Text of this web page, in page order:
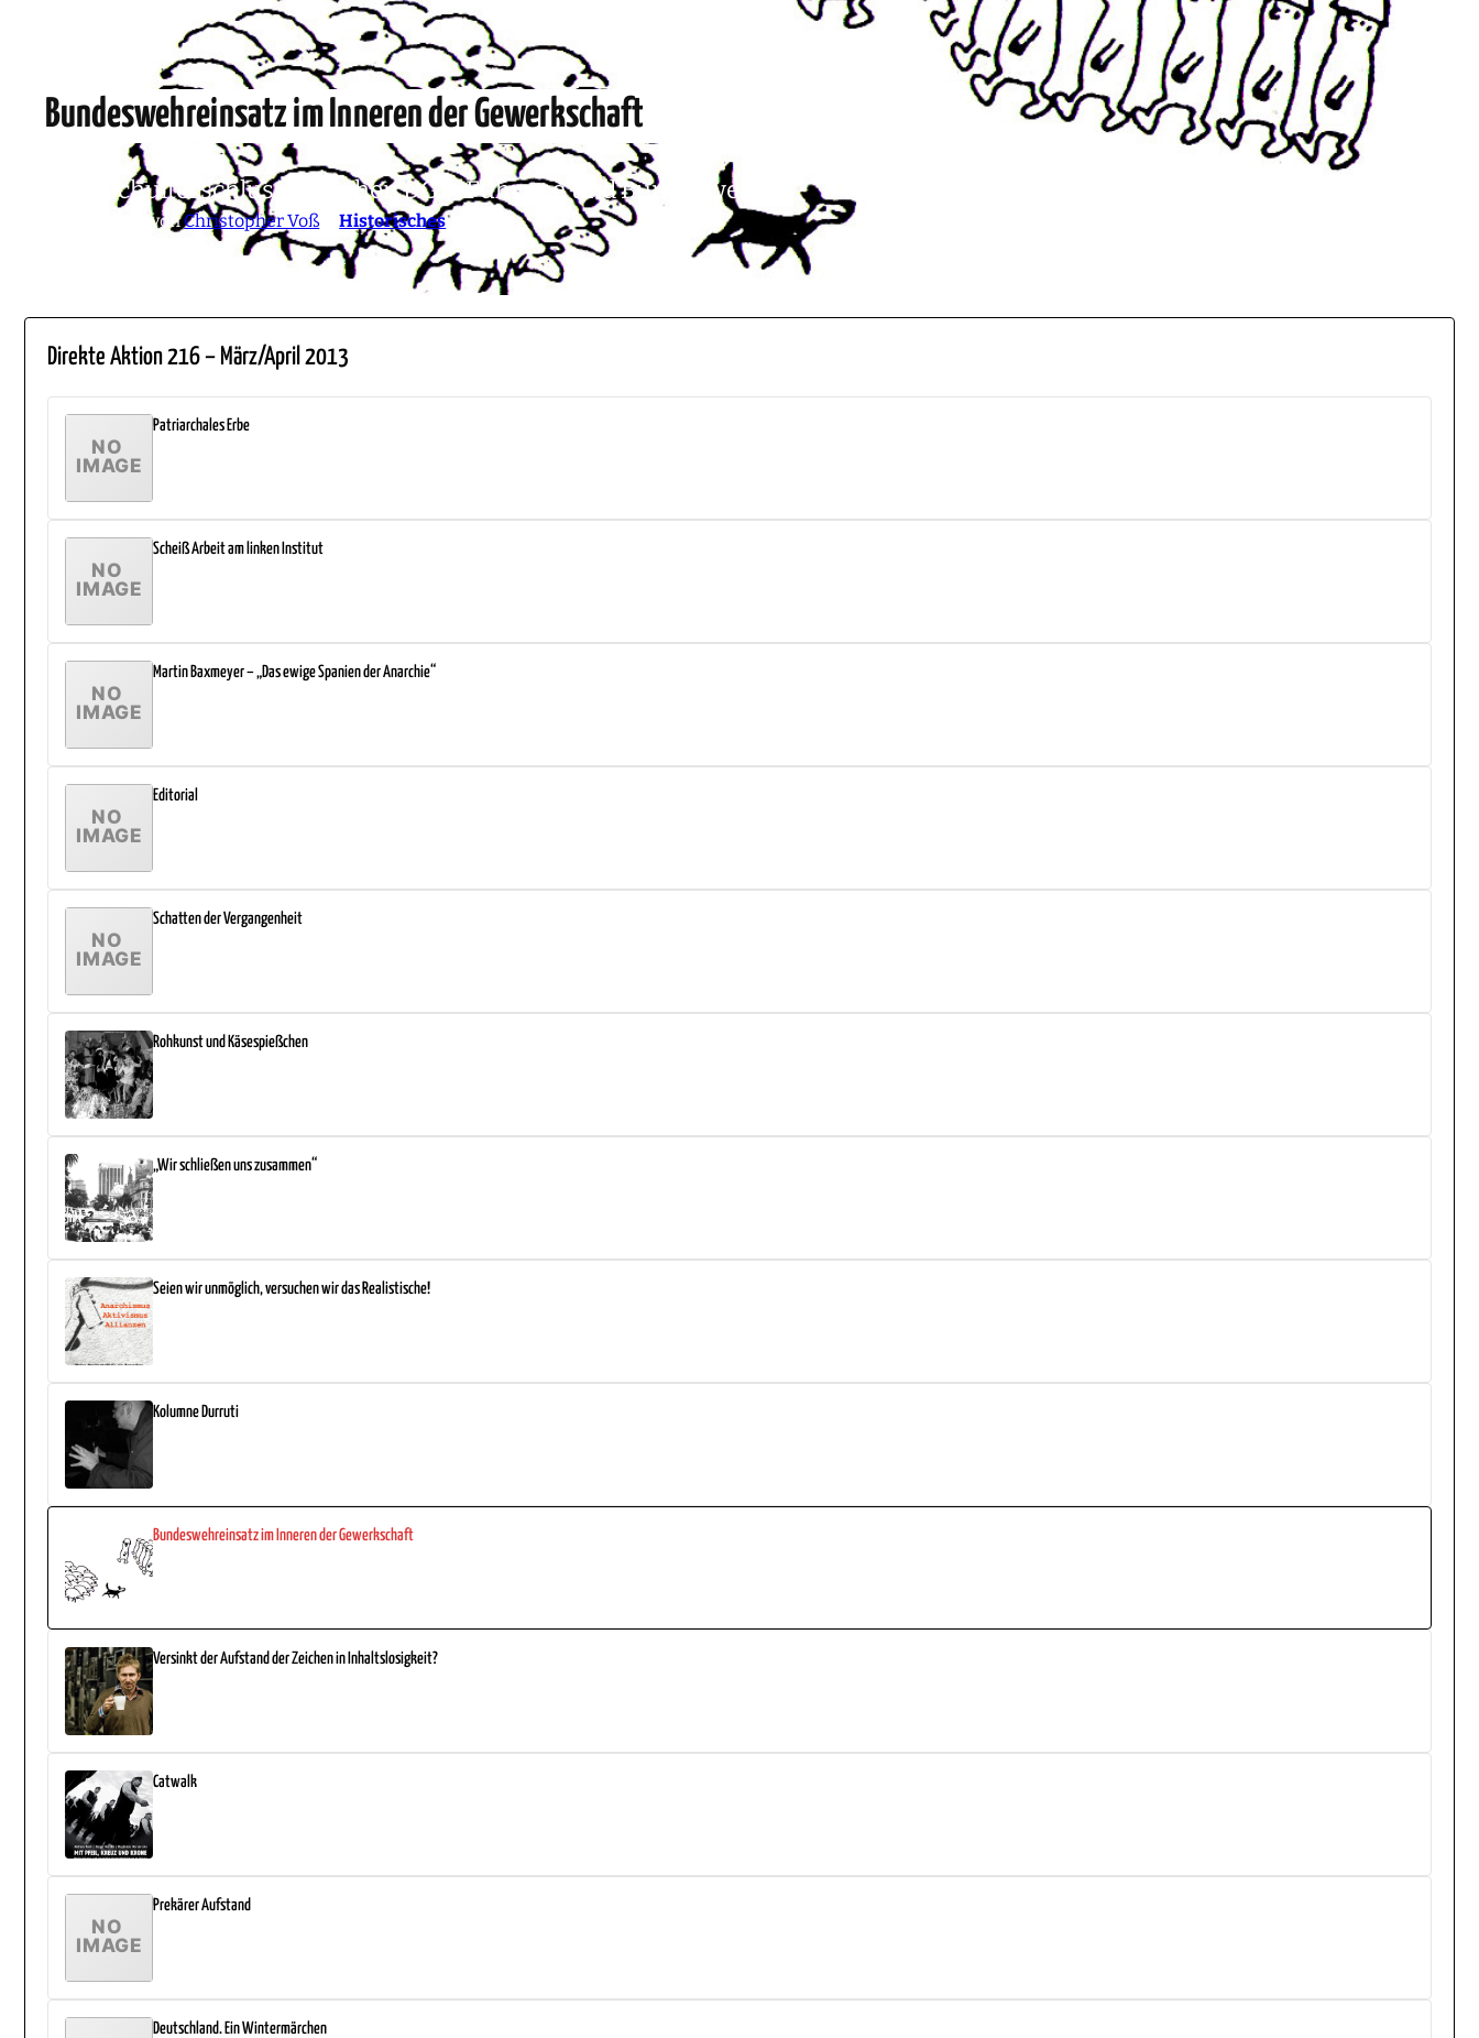
Bundeswehreinsatz im Inneren der Gewerkschaft
Zum Schulterschluss zwischen DGB-Führung und Bundeswehr
11. März 2013vonChristopher Voß inHistorisches
Direkte Aktion 216 – März/April 2013
Patriarchales Erbe
Scheiß Arbeit am linken Institut
Martin Baxmeyer – „Das ewige Spanien der Anarchie“
Editorial
Schatten der Vergangenheit
Rohkunst und Käsespießchen
„Wir schließen uns zusammen“
Seien wir unmöglich, versuchen wir das Realistische!
Kolumne Durruti
Bundeswehreinsatz im Inneren der Gewerkschaft
Versinkt der Aufstand der Zeichen in Inhaltslosigkeit?
Catwalk
Prekärer Aufstand
Deutschland. Ein Wintermärchen